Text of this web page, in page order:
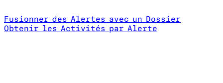
Fusionner des Alertes avec un Dossier
Obtenir les Activités par Alerte